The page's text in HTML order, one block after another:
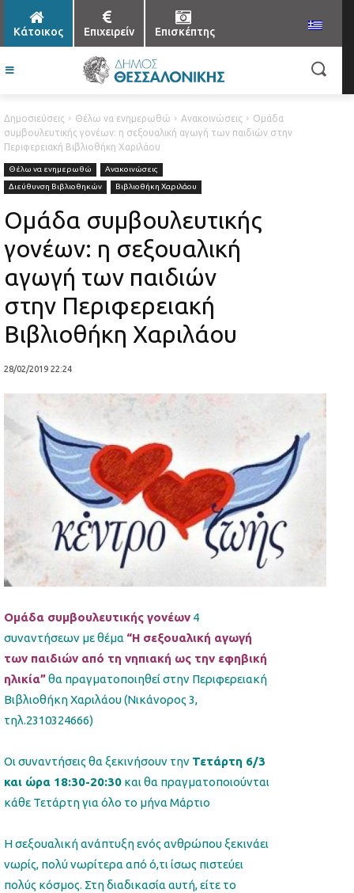
Κάτοικος Επιχειρείν Επισκέπτης
Δημοσιεύσεις Θέλω να ενημερωθώ Ανακοινώσεις
Ομάδα
συμβουλευτικής γονέων: η σεξουαλική αγωγή των παιδιών στην
Περιφερειακή Βιβλιοθήκη Χαριλάου
Θέλω να ενημερωθώ
Ανακοινώσεις
Διεύθυνση Βιβλιοθηκών
Βιβλιοθήκη Χαριλάου
Ομάδα συμβουλευτικής
γονέων: η σεξουαλική
αγωγή των παιδιών
στην Περιφερειακή
Βιβλιοθήκη Χαριλάου
28/02/2019 22:24
Ομάδα συμβουλευτικής γονέων 4
συναντήσεων με θέμα “Η σεξουαλική αγωγή
των παιδιών από τη νηπιακή ως την εφηβική
ηλικία”θα πραγματοποιηθεί στην Περιφερειακή
Βιβλιοθήκη Χαριλάου (Νικάνορος 3,
τηλ.2310324666)
Οι συναντήσεις θα ξεκινήσουν την Τετάρτη 6/3
και ώρα 18:30-20:30 και θα πραγματοποιούνται
κάθε Τετάρτη για όλο το μήνα Μάρτιο
Η σεξουαλική ανάπτυξη ενός ανθρώπου ξεκινάει
νωρίς, πολύ νωρίτερα από ό,τι ίσως πιστεύει
πολύς κόσμος. Στη διαδικασία αυτή, είτε το